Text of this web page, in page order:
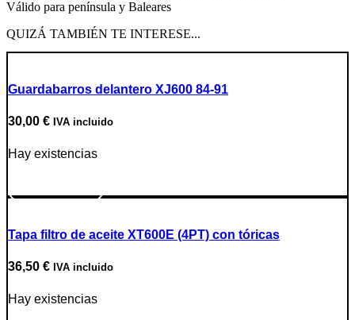
Válido para península y Baleares
QUIZÁ TAMBIÉN TE INTERESE...
Guardabarros delantero XJ600 84-91
30,00 € IVA incluido
Hay existencias
Tapa filtro de aceite XT600E (4PT) con tóricas
36,50 € IVA incluido
Hay existencias